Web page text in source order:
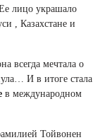
лицо украшало
, Казахстане и
всегда мечтала о
И в итоге стала
в международном
Тойвонен